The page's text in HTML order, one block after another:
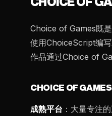
Choice of Games既
使用ChoiceScript编
作品通过Choice of
CHOICE OF
成熟平台 ：大量专注